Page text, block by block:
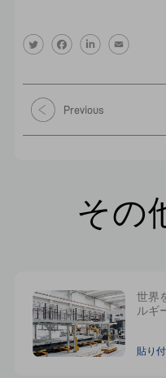
Previous
その
世界
ルギ
貼り